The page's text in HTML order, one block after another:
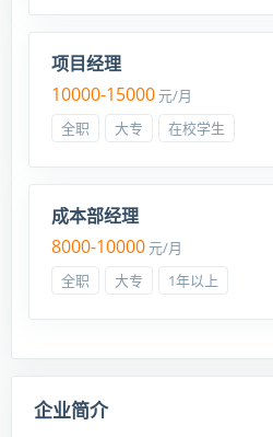
项目经理
10000-15000元/月
全职
大专 在校学生
成本部经理
8000-10000元/月
全职
大专 1年以上
企业简介